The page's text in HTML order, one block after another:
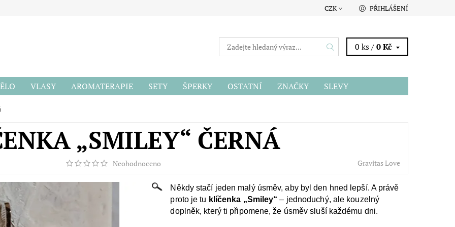
CZK PŘIHLÁŠENÍ
0 ks /0 Kč
VLASY AROMATERAPIE SETY ŠPERKY OSTATNÍ ZNAČKY
SLEVY
„SMILEY“ ČERNÁ
Neohodnoceno Gravitas Love
Někdy stačí jeden malý úsměv, aby byl den hned lepší. A právě
proto je tu klíčenka „Smiley“ – jednoduchý, ale kouzelný
doplněk, který ti připomene, že úsměv sluší každému dni.